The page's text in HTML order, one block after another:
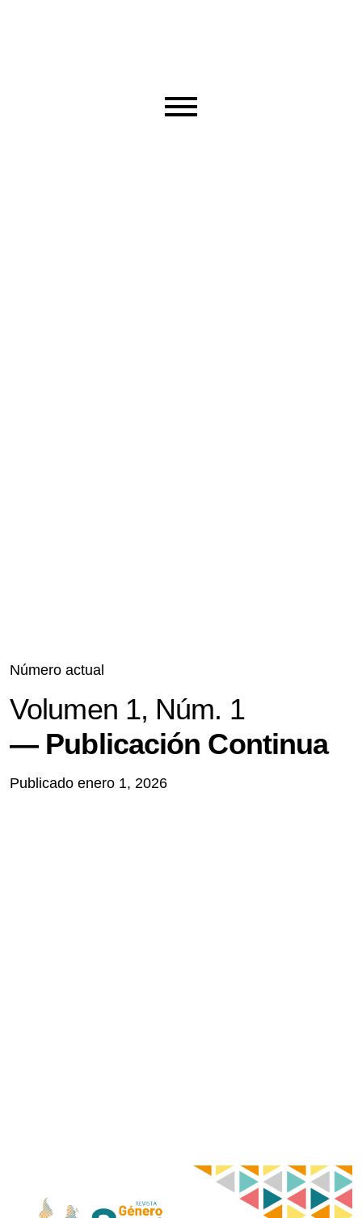
Número actual
Volumen 1, Núm. 1
Publicación Continua
Publicado enero 1, 2026